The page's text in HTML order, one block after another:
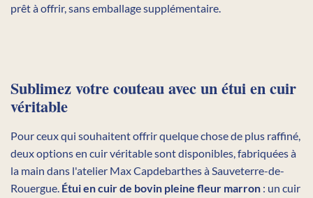
prêt à offrir, sans emballage supplémentaire.
Sublimez votre couteau avec un étui en cuir
véritable
Pour ceux qui souhaitent offrir quelque chose de plus raffiné,
deux options en cuir véritable sont disponibles, fabriquées à
la main dans l'atelier Max Capdebarthes à Sauveterre-de-
Rouergue. Étui en cuir de bovin pleine fleur marron : un cuir